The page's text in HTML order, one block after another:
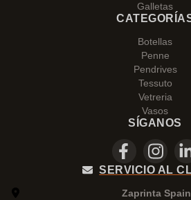
Galletas
Botellas
Penne
Pendrives
Tessuto
Vetreria
Vasos
SÍGANOS
SERVICIO AL
Zaprinta